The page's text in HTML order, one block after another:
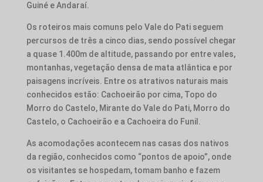
Guiné e Andaraí.
Os roteiros mais comuns pelo Vale do Pati seguem
percursos de três a cinco dias, sendo possível chegar
a quase 1.400m de altitude, passando por entre vales,
montanhas, vegetação densa de mata atlântica e por
paisagens incríveis. Entre os atrativos naturais mais
conhecidos estão: Cachoeirão por cima, Topo do
Morro do Castelo, Mirante do Vale do Pati, Morro do
Castelo, o Cachoeirão e a Cachoeira do Funil.
As acomodações acontecem nas casas dos nativos
da região, conhecidos como “pontos de apoio”, onde
os visitantes se hospedam, tomam banho e fazem